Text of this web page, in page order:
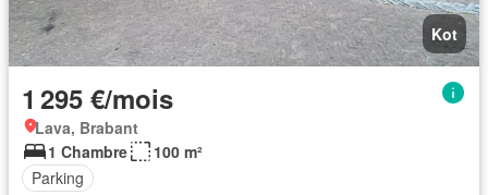
Kot
1 295 €/mois
Lava, Brabant
1 Chambre
100 m²
Parking